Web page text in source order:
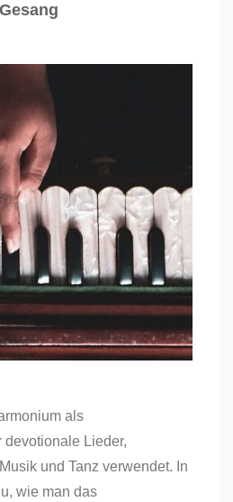
als
devotionale Lieder,
und Tanz verwendet. In
wie man das